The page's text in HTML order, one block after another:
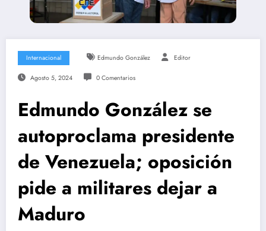
Internacional Edmundo González Editor
Agosto 5, 2024 0 Comentarios
Edmundo González se
autoproclama presidente
de Venezuela; oposición
pide a militares dejar a
Maduro